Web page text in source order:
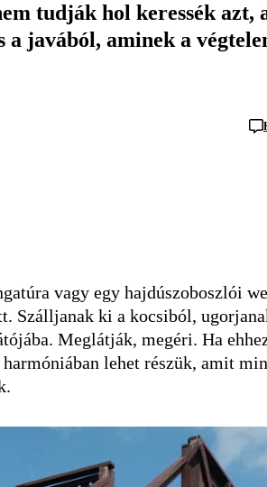
tudják hol keressék azt,
javából, aminek a
vagy egy hajdúszoboszlói
Szálljanak ki a kocsiból,
Meglátják, megéri. Ha
lehet részük, amit